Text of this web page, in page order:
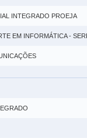
INTEGRADO PROEJA
EM INFORMÁTICA -